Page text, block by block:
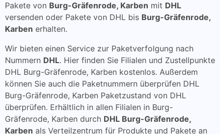
Pakete von Burg-Gräfenrode, Karben mit DHL
versenden oder Pakete von DHL bis Burg-Gräfenrode,
Karben erhalten.
Wir bieten einen Service zur Paketverfolgung nach
Nummern DHL. Hier finden Sie Filialen und Zustellpunkte
DHL Burg-Gräfenrode, Karben kostenlos. Außerdem
können Sie auch die Paketnummern überprüfen DHL
Burg-Gräfenrode, Karben Paketzustand von DHL
überprüfen. Erhältlich in allen Filialen in Burg-
Gräfenrode, Karben durch DHL Burg-Gräfenrode,
Karben als Verteilzentrum für Produkte und Pakete an